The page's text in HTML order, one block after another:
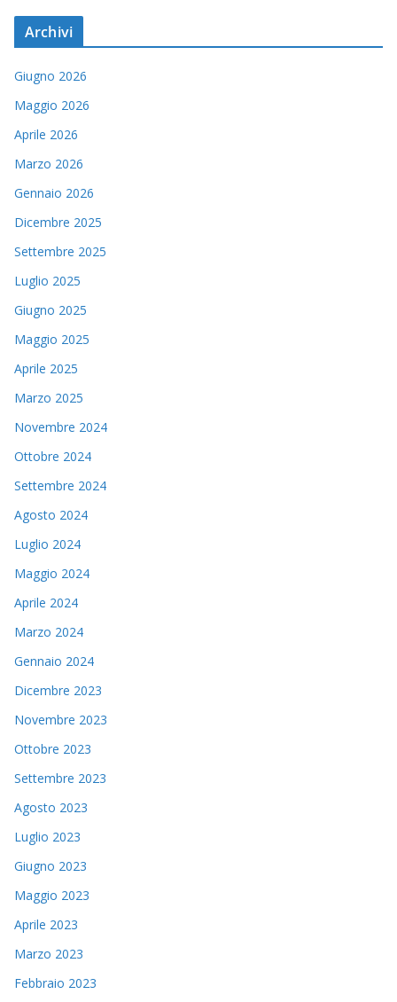
Archivi
Giugno 2026
Maggio 2026
Aprile 2026
Marzo 2026
Gennaio 2026
Dicembre 2025
Settembre 2025
Luglio 2025
Giugno 2025
Maggio 2025
Aprile 2025
Marzo 2025
Novembre 2024
Ottobre 2024
Settembre 2024
Agosto 2024
Luglio 2024
Maggio 2024
Aprile 2024
Marzo 2024
Gennaio 2024
Dicembre 2023
Novembre 2023
Ottobre 2023
Settembre 2023
Agosto 2023
Luglio 2023
Giugno 2023
Maggio 2023
Aprile 2023
Marzo 2023
Febbraio 2023